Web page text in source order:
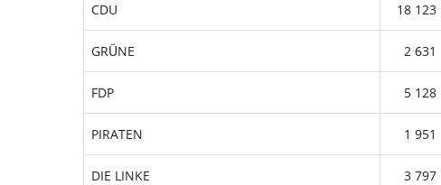
CDU 18 123
GRÜNE 2 631
FDP 5 128
PIRATEN 1 951
DIE LINKE 3 797